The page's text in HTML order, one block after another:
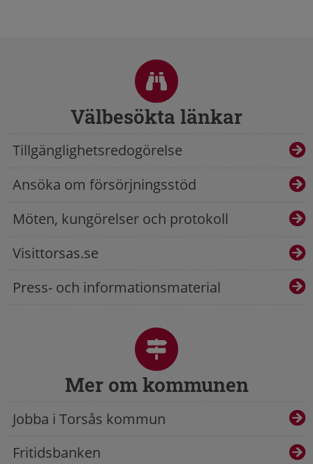
Välbesökta länkar
Tillgänglighetsredogörelse
Ansöka om försörjningsstöd
Möten, kungörelser och protokoll
Visittorsas.se
Press- och informationsmaterial
Mer om kommunen
Jobba i Torsås kommun
Fritidsbanken